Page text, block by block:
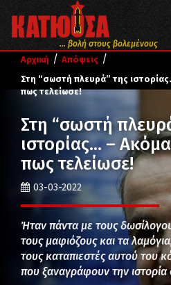
... βολή στους βολεμένους
Αρχική / Απόψεις /
Στη “σωστή πλευρά” της
πως τελείωσε!
Στη “σωστή
ιστορίας… –
πως τελείωσε!
03-03-2022
Ήταν πάντα με τους
τους μαφιόζους και τα
τους καταπιεστές αυτού του
που ξαναγράφουν την